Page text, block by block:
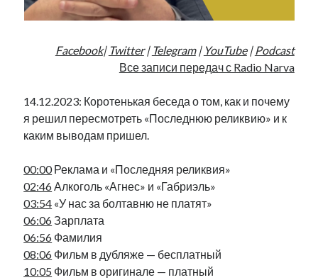
Эстония и Россия
Юмор
radio narva takinada андрус ансип
ансиппиада
в поисках здравого смысла выборы высказывание
евросоюз интервью история кабинетные истории
катри райк кая каллас книга маська нарва
нацменьшинства образование
памятники
подкаст потеряны данные пресса программа
Facebook| Twitter| Telegram| YouTube| Podcast
Все записи передач с Radio Narva
14.12.2023: Коротенькая беседа о том, как и почему
я решил пересмотреть «Последнюю реликвию» и к
каким выводам пришел.
00:00Реклама и «Последняя реликвия»
02:46Алкоголь «Агнес» и «Габриэль»
03:54 «У нас за болтавню не платят»
06:06Зарплата
06:56 Фамилия
08:06 Фильм в дубляже — бесплатный
10:05 Фильм в оригинале — платный